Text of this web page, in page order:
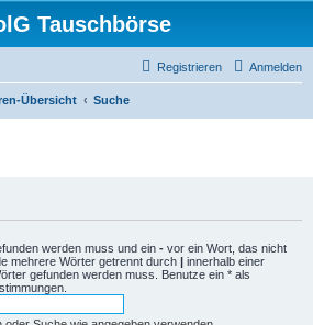
Tauschbörse
Anmelden
Registrieren
Übersicht Suche
werden muss und ein - vor ein Wort, das nicht
mehrere Wörter getrennt durch | innerhalb einer
gefunden werden muss. Benutze ein * als